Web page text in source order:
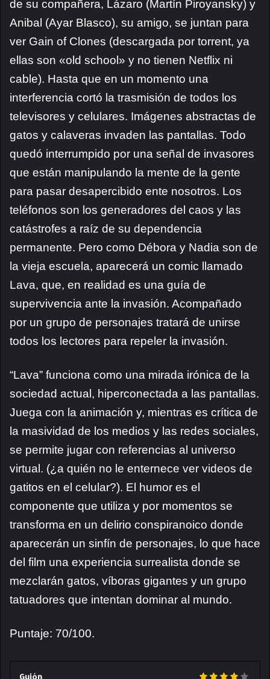
de su compañera, Lázaro (Martín Piroyansky) y
Anibal (Ayar Blasco), su amigo, se juntan para
ver Gain of Clones (descargada por torrent, ya
ellas son «old school» y no tienen Netflix ni
cable). Hasta que en un momento una
interferencia cortó la trasmisión de todos los
televisores y celulares. Imágenes abstractas de
gatos y calaveras invaden las pantallas. Todo
quedó interrumpido por una señal de invasores
que están manipulando la mente de la gente
para pasar desapercibido ente nosotros. Los
teléfonos son los generadores del caos y las
catástrofes a raíz de su dependencia
permanente. Pero como Débora y Nadia son de
la vieja escuela, aparecerá un comic llamado
Lava, que, en realidad es una guía de
supervivencia ante la invasión. Acompañado
por un grupo de personajes tratará de unirse
todos los lectores para repeler la invasión.
“Lava” funciona como una mirada irónica de la
sociedad actual, hiperconectada a las pantallas.
Juega con la animación y, mientras es crítica de
la masividad de los medios y las redes sociales,
se permite jugar con referencias al universo
virtual. (¿a quién no le enternece ver videos de
gatitos en el celular?). El humor es el
componente que utiliza y por momentos se
transforma en un delirio conspiranoico donde
aparecerán un sinfín de personajes, lo que hace
del film una experiencia surrealista donde se
mezclarán gatos, víboras gigantes y un grupo
tatuadores que intentan dominar al mundo.
Puntaje: 70/100.
Guión